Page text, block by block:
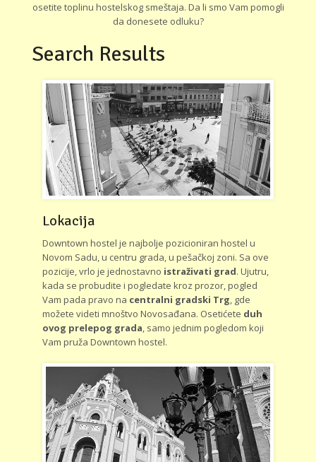
osetite toplinu hostelskog smeštaja. Da li smo Vam pomogli
da donesete odluku?
Search Results
Lokacija
Downtown hostel je najbolje pozicioniran hostel u
Novom Sadu, u centru grada, u pešačkoj zoni. Sa ove
pozicije, vrlo je jednostavno istraživati grad. Ujutru,
kada se probudite i pogledate kroz prozor, pogled
Vam pada pravo na centralni gradski Trg, gde
možete videti mnoštvo Novosađana. Osetićete duh
ovog prelepog grada, samo jednim pogledom koji
Vam pruža Downtown hostel.